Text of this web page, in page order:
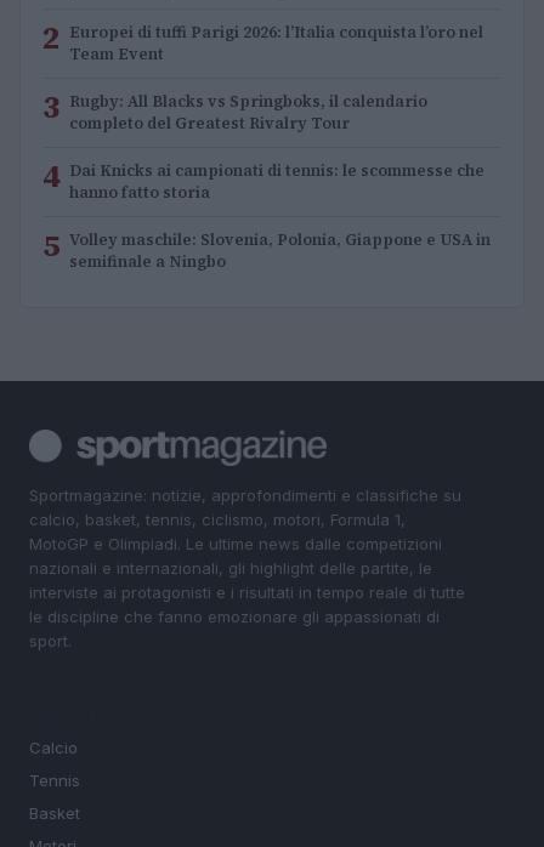
2 Europei di tuffi Parigi 2026: l’Italia conquista l’oro nel
Team Event
3 Rugby: All Blacks vs Springboks, il calendario
completo del Greatest Rivalry Tour
4 Dai Knicks ai campionati di tennis: le scommesse che
hanno fatto storia
5 Volley maschile: Slovenia, Polonia, Giappone e USA in
semifinale a Ningbo
Sportmagazine: notizie, approfondimenti e classifiche su
calcio, basket, tennis, ciclismo, motori, Formula 1,
MotoGP e Olimpiadi. Le ultime news dalle competizioni
nazionali e internazionali, gli highlight delle partite, le
interviste ai protagonisti e i risultati in tempo reale di tutte
le discipline che fanno emozionare gli appassionati di
sport.
Calcio
Tennis
Basket